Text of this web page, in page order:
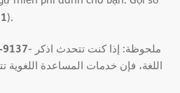
).
- ملحوظة: إذا كنت تتحدث اذكر
اللغة، فإن خدمات المساعدة اللغویة